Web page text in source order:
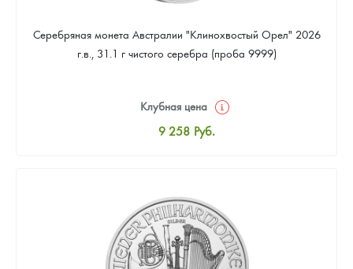
Серебряная монета Австралии "Клинохвостый Орел" 2026
г.в., 31.1 г чистого серебра (проба 9999)
Клубная цена
9 258 Руб.
Цена выкупа
Звоните